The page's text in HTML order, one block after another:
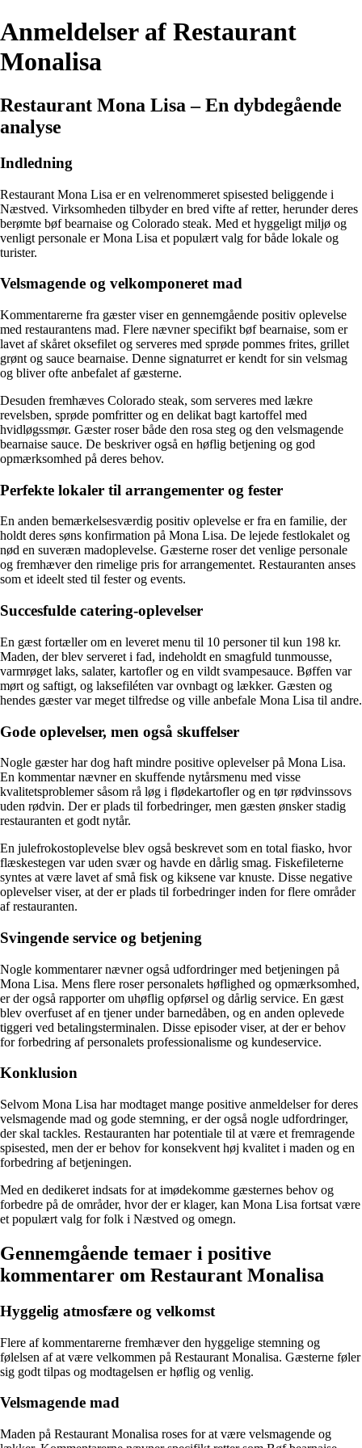
Anmeldelser af Restaurant
Monalisa
Restaurant Mona Lisa – En dybdegående
analyse
Indledning
Restaurant Mona Lisa er en velrenommeret spisested beliggende i
Næstved. Virksomheden tilbyder en bred vifte af retter, herunder deres
berømte bøf bearnaise og Colorado steak. Med et hyggeligt miljø og
venligt personale er Mona Lisa et populært valg for både lokale og
turister.
Velsmagende og velkomponeret mad
Kommentarerne fra gæster viser en gennemgående positiv oplevelse
med restaurantens mad. Flere nævner specifikt bøf bearnaise, som er
lavet af skåret oksefilet og serveres med sprøde pommes frites, grillet
grønt og sauce bearnaise. Denne signaturret er kendt for sin velsmag
og bliver ofte anbefalet af gæsterne.
Desuden fremhæves Colorado steak, som serveres med lækre
revelsben, sprøde pomfritter og en delikat bagt kartoffel med
hvidløgssmør. Gæster roser både den rosa steg og den velsmagende
bearnaise sauce. De beskriver også en høflig betjening og god
opmærksomhed på deres behov.
Perfekte lokaler til arrangementer og fester
En anden bemærkelsesværdig positiv oplevelse er fra en familie, der
holdt deres søns konfirmation på Mona Lisa. De lejede festlokalet og
nød en suveræn madoplevelse. Gæsterne roser det venlige personale
og fremhæver den rimelige pris for arrangementet. Restauranten anses
som et ideelt sted til fester og events.
Succesfulde catering-oplevelser
En gæst fortæller om en leveret menu til 10 personer til kun 198 kr.
Maden, der blev serveret i fad, indeholdt en smagfuld tunmousse,
varmrøget laks, salater, kartofler og en vildt svampesauce. Bøffen var
mørt og saftigt, og laksefiléten var ovnbagt og lækker. Gæsten og
hendes gæster var meget tilfredse og ville anbefale Mona Lisa til andre.
Gode oplevelser, men også skuffelser
Nogle gæster har dog haft mindre positive oplevelser på Mona Lisa.
En kommentar nævner en skuffende nytårsmenu med visse
kvalitetsproblemer såsom rå løg i flødekartofler og en tør rødvinssovs
uden rødvin. Der er plads til forbedringer, men gæsten ønsker stadig
restauranten et godt nytår.
En julefrokostoplevelse blev også beskrevet som en total fiasko, hvor
flæskestegen var uden svær og havde en dårlig smag. Fiskefileterne
syntes at være lavet af små fisk og kiksene var knuste. Disse negative
oplevelser viser, at der er plads til forbedringer inden for flere områder
af restauranten.
Svingende service og betjening
Nogle kommentarer nævner også udfordringer med betjeningen på
Mona Lisa. Mens flere roser personalets høflighed og opmærksomhed,
er der også rapporter om uhøflig opførsel og dårlig service. En gæst
blev overfuset af en tjener under barnedåben, og en anden oplevede
tiggeri ved betalingsterminalen. Disse episoder viser, at der er behov
for forbedring af personalets professionalisme og kundeservice.
Konklusion
Selvom Mona Lisa har modtaget mange positive anmeldelser for deres
velsmagende mad og gode stemning, er der også nogle udfordringer,
der skal tackles. Restauranten har potentiale til at være et fremragende
spisested, men der er behov for konsekvent høj kvalitet i maden og en
forbedring af betjeningen.
Med en dedikeret indsats for at imødekomme gæsternes behov og
forbedre på de områder, hvor der er klager, kan Mona Lisa fortsat være
et populært valg for folk i Næstved og omegn.
Gennemgående temaer i positive
kommentarer om Restaurant Monalisa
Hyggelig atmosfære og velkomst
Flere af kommentarerne fremhæver den hyggelige stemning og
følelsen af at være velkommen på Restaurant Monalisa. Gæsterne føler
sig godt tilpas og modtagelsen er høflig og venlig.
Velsmagende mad
Maden på Restaurant Monalisa roses for at være velsmagende og